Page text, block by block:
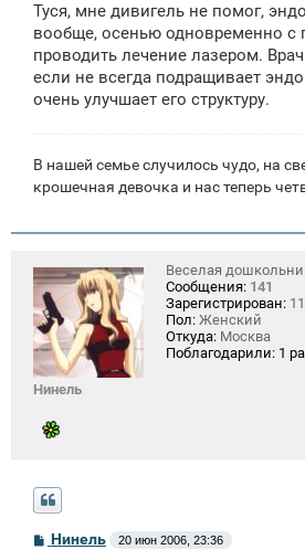
б
щ
н
и
Туся, мне дивигель не помог,
вообще, осенью одновременно с
проводить лечение лазером.
если не всегда подращивает
очень улучшает его структуру.
В нашей семье случилось чудо, на
крошечная девочка и нас теперь
Нинель
Веселая
Сообщения: 141
Зарегистрирован:
Пол: Женский
Откуда: Москва
Поблагодарили: 1
СНинель 20 июн 2006, 23:36